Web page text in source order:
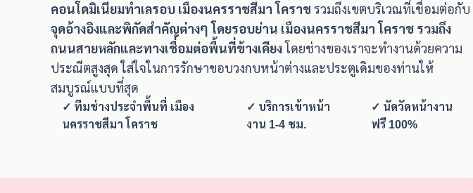
คอนโดมิเนียมทำเลรอบ เมืองนครราชสีมา โคราชรวมถึงเขตบริเวณที่เชื่อมต่อกับ
จุดอ้างอิงและพิกัดสำคัญต่างๆ โดยรอบย่าน เมืองนครราชสีมา โคราช รวมถึง
ถนนสายหลักและทางเชื่อมต่อพื้นที่ข้างเคียงโดยช่างของเราจะทำงานด้วยความ
ประณีตสูงสุด ใส่ใจในการรักษาขอบวงกบหน้าต่างและประตูเดิมของท่านให้
สมบูรณ์แบบที่สุด
✓ ทีมช่างประจำพื้นที่ เมือง
นครราชสีมา โคราช
✓ บริการเข้าหน้า
งาน 1-4 ชม.
✓ นัดวัดหน้างาน
ฟรี 100%